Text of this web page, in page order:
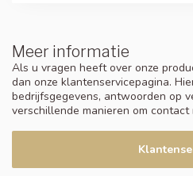
Meer informatie
Als u vragen heeft over onze
dan onze klantenservicepagina.
bedrijfsgegevens, antwoorden op
verschillende manieren om contact